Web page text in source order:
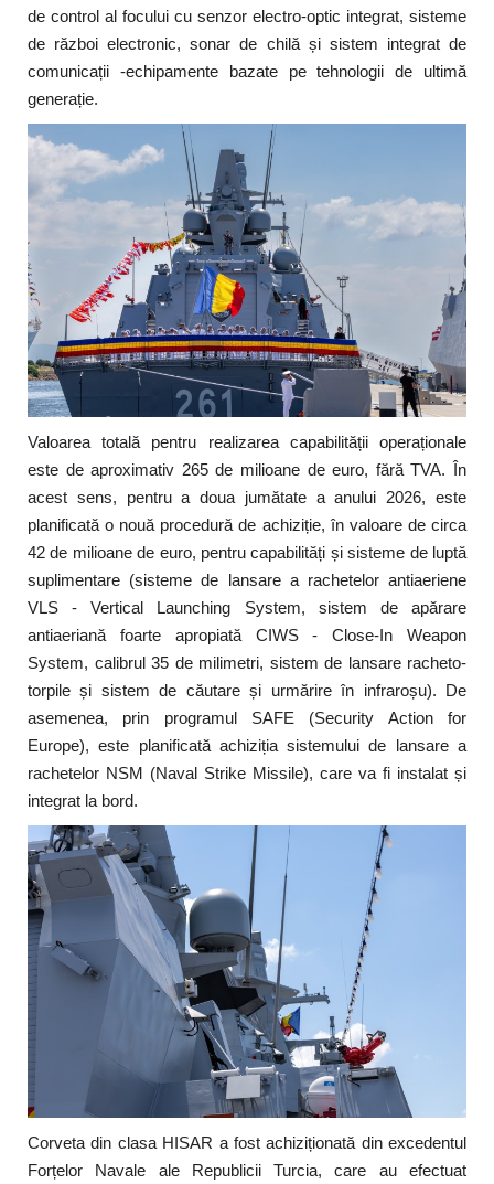
de control al focului cu senzor electro-optic integrat, sisteme
de război electronic, sonar de chilă și sistem integrat de
comunicații -echipamente bazate pe tehnologii de ultimă
generație.
Valoarea totală pentru realizarea capabilității operaționale
este de aproximativ 265 de milioane de euro, fără TVA. În
acest sens, pentru a doua jumătate a anului 2026, este
planificată o nouă procedură de achiziție, în valoare de circa
42 de milioane de euro, pentru capabilități și sisteme de luptă
suplimentare (sisteme de lansare a rachetelor antiaeriene
VLS - Vertical Launching System, sistem de apărare
antiaeriană foarte apropiată CIWS - Close-In Weapon
System, calibrul 35 de milimetri, sistem de lansare racheto-
torpile și sistem de căutare și urmărire în infraroșu). De
asemenea, prin programul SAFE (Security Action for
Europe), este planificată achiziția sistemului de lansare a
rachetelor NSM (Naval Strike Missile), care va fi instalat și
integrat la bord.
Corveta din clasa HISAR a fost achiziționată din excedentul
Forțelor Navale ale Republicii Turcia, care au efectuat